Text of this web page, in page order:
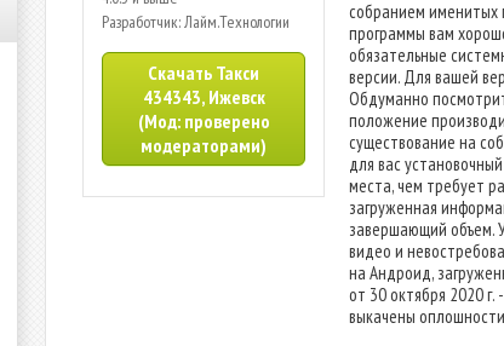
Разработчик: Лайм.Технологии
Скачать Такси
434343, Ижевск
(Мод: проверено
модераторами)
собранием именитых
программы вам
обязательные
версии. Для вашей
Обдуманно
положение
существование на
для вас
места, чем требует
загруженная
завершающий объем.
видео и
на Андроид,
от 30 октября 2020
выкачены